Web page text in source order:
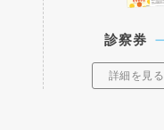
診察券
詳細を見る